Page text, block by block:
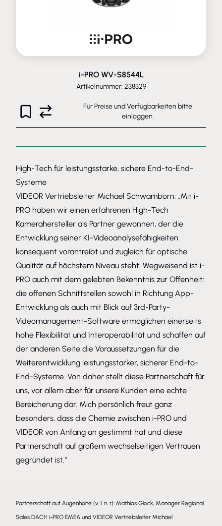
i-PRO WV-S8544L
Artikelnummer: 238329
Für Preise und Verfügbarkeiten bitte
einloggen.
High-Tech für leistungsstarke, sichere End-to-End-
Systeme
VIDEOR Vertriebsleiter Michael Schwamborn: „Mit i-
PRO haben wir einen erfahrenen High-Tech
Kamerahersteller als Partner gewonnen, der die
Entwicklung seiner KI-Videoanalysefähigkeiten
konsequent vorantreibt und zugleich für optische
Qualität auf höchstem Niveau steht. Wegweisend ist i-
PRO auch mit dem gelebten Bekenntnis zur Offenheit:
die offenen Schnittstellen sowohl in Richtung App-
Entwicklung als auch mit Blick auf 3rd-Party-
Videomanagement-Software ermöglichen einerseits
hohe Flexibilität und Interoperabilität und schaffen auf
der anderen Seite die Voraussetzungen für die
Weiterentwicklung leistungsstarker, sicherer End-to-
End-Systeme. Von daher stellt diese Partnerschaft für
uns, vor allem aber für unsere Kunden eine echte
Bereicherung dar. Mich persönlich freut ganz
besonders, dass die Chemie zwischen i-PRO und
VIDEOR von Anfang an gestimmt hat und diese
Partnerschaft auf großem wechselseitigen Vertrauen
gegründet ist.“
Partnerschaft auf Augenhöhe (v. l. n. r): Mathias Glock, Manager Regional
Sales DACH i-PRO EMEA und VIDEOR Vertriebsleiter Michael